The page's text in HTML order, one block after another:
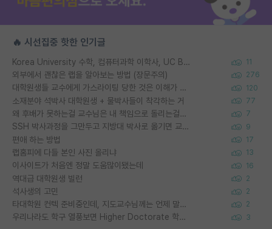
🔥 시선집중 핫한 인기글
Korea University 수학, 컴퓨터과학 이학사, UC Berkeley 산업공학 대학원 공학박사가 되는 것은 쉽지 않겠죠? 11
외부에서 괜찮은 랩을 알아보는 방법 (장문주의) 276
대학원생들 교수에게 가스라이팅 당한 것은 이해가 갑니다. 안타깝네요. 120
소재분야 석박사 대학원생 + 물박사들이 착각하는 거 77
왜 후배가 못하는걸 교수님은 내 책임으로 돌리는걸까요? 7
SSH 박사과정을 그만두고 지방대 박사로 옮기면 교수의 꿈은 끝일까요? 9
편애 하는 방법 17
랩홈피에 다들 본인 사진 올리냐 13
이사이트가 처음엔 정말 도움많이됐는데 16
역대급 대학원생 빌런 2
석사생의 고민 2
타대학원 컨텍 준비중인데, 지도교수님께는 언제 말씀드려야 할까요? 2
우리나라도 학구 열풍보면 Higher Doctorate 학위가 필요하다고 봅니다. 3